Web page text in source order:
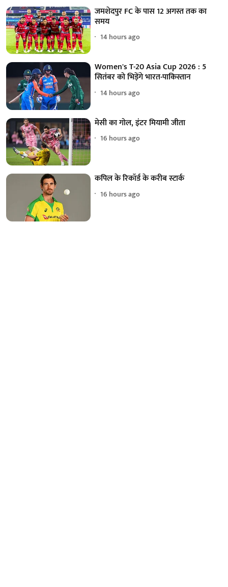
जमशेदपुर FC के पास 12 अगस्त तक का
समय
14 hours ago
Women's T-20 Asia Cup 2026 : 5
सितंबर को भिड़ेंगे भारत-पाकिस्तान
14 hours ago
मेसी का गोल, इंटर मियामी जीता
16 hours ago
कपिल के रिकॉर्ड के करीब स्टार्क
16 hours ago